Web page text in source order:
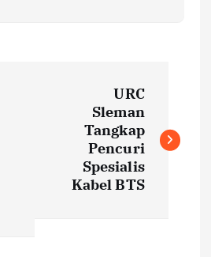
URC
Sleman
Tangkap
Pencuri
Spesialis
Kabel BTS